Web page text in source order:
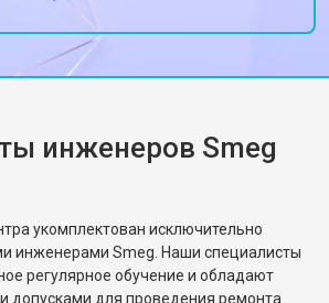
инженеров Smeg
укомплектован исключительно
инженерами Smeg. Наши специалисты
регулярное обучение и обладают
допусками для проведения ремонта